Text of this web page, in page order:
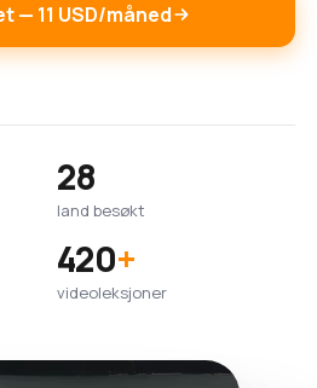
— 11 USD/måned
28
land besøkt
420+
videoleksjoner